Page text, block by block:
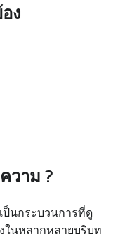
ง
วาม ?
ป็นกระบวนการที่ดู
ในหลากหลายบริบท